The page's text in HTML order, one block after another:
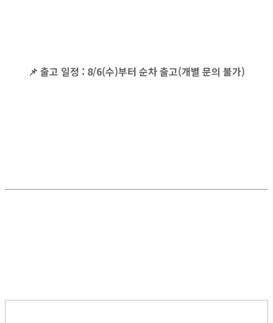
📌 출고 일정 : 8/6(수)부터 순차 출고(개별 문의 불가)